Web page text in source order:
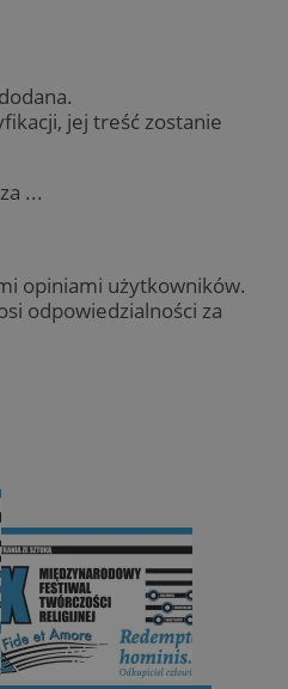
jej treść zostanie
...
opiniami użytkowników.
odpowiedzialności za